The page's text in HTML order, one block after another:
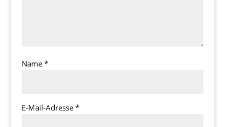
Name *
E-Mail-Adresse *